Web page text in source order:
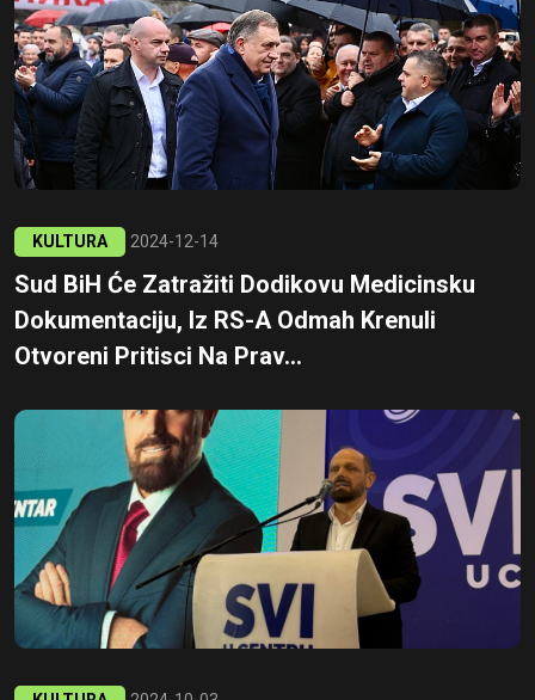
KULTURA 2024-12-14
Sud BiH Će Zatražiti Dodikovu Medicinsku
Dokumentaciju, Iz RS-A Odmah Krenuli
Otvoreni Pritisci Na Prav...